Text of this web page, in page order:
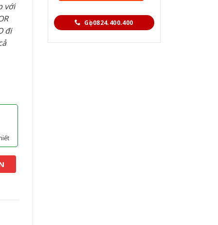
Gọi 0824.400.400
với
đi